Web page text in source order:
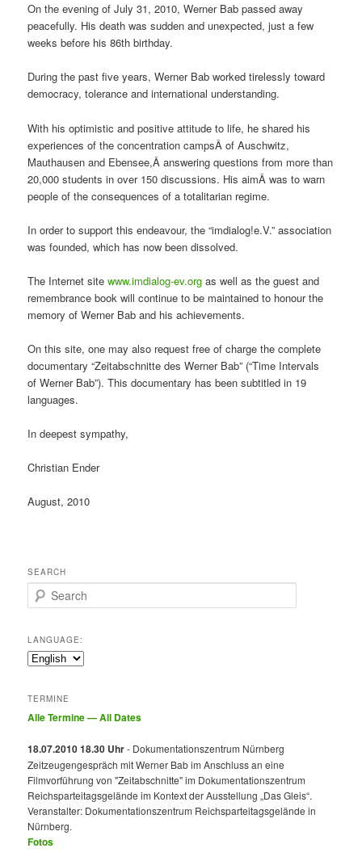
On the evening of July 31, 2010, Werner Bab passed away
peacefully. His death was sudden and unexpected, just a few
weeks before his 86th birthday.
During the past five years, Werner Bab worked tirelessly toward
democracy, tolerance and international understanding.
With his optimistic and positive attitude to life, he shared his
experiences of the concentration campsÂ of Auschwitz,
Mauthausen and Ebensee,Â answering questions from more than
20,000 students in over 150 discussions. His aimÂ was to warn
people of the consequences of a totalitarian regime.
In order to support this endeavour, the “imdialog!e.V.” association
was founded, which has now been dissolved.
The Internet sitewww.imdialog-ev.org as well as the guest and
remembrance book will continue to be maintained to honour the
memory of Werner Bab and his achievements.
On this site, one may also request free of charge the complete
documentary “Zeitabschnitte des Werner Bab” (“Time Intervals
of Werner Bab”). This documentary has been subtitled in 19
languages.
In deepest sympathy,
Christian Ender
August, 2010
SEARCH
Search
LANGUAGE:
TERMINE
Alle Termine — All Dates
18.07.2010 18.30 Uhr- Dokumentationszentrum Nürnberg
Zeitzeugengespräch mit Werner Bab im Anschluss an eine
Filmvorführung von "Zeitabschnitte" im Dokumentationszentrum
Reichsparteitagsgelände im Kontext der Ausstellung „Das Gleis“.
Veranstalter: Dokumentationszentrum Reichsparteitagsgelände in
Nürnberg.
Fotos